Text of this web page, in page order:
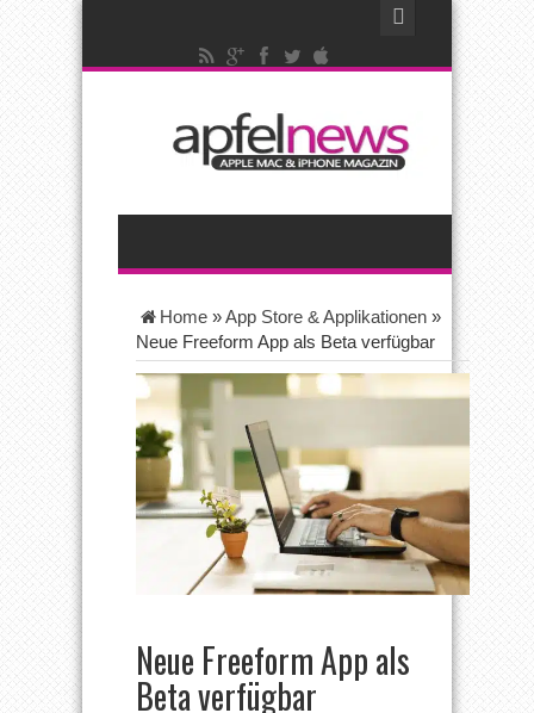
Home »App Store & Applikationen »
Neue Freeform App als Beta verfügbar
Neue Freeform App als
Beta verfügbar